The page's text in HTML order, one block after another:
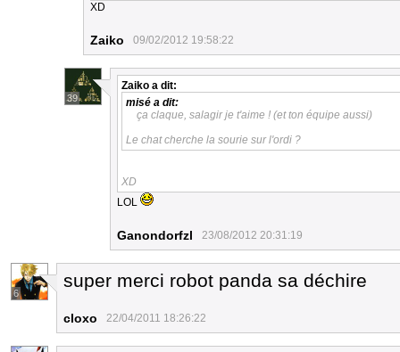
XD
Zaiko 09/02/2012 19:58:22
39
Zaiko a dit:
misé a dit:
ça claque, salagir je t'aime ! (et ton équipe aussi)
Le chat cherche la sourie sur l'ordi ?
XD
LOL
Ganondorfzl 23/08/2012 20:31:19
6
super merci robot panda sa déchire
cloxo 22/04/2011 18:26:22